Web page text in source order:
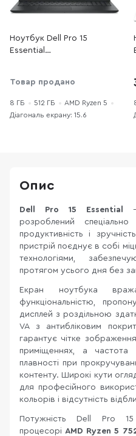
Ноутбук Dell Pro 15
Essential
AMD Ryzen 5 / 7520U /
DDR5 8 ГБ / PCI-E SSD 512
ГБ / Radeon Graphics
Товар продано
8 ГБ 512 ГБ
AMD Ryzen 5
Діагональ екрану: 15.6
Опис
Dell Pro 15 Essential
розроблений
продуктивність і
пристрій поєднує в собі
технологіями,
протягом усього дня без
Екран ноутбука
функціональністю,
дисплей з роздільною
VA з антибліковим
гарантує чітке
приміщеннях, а частота
плавності при
контенту. Широкі кути
для професійного
кольорів і відсутність
Потужність Dell Pro
процесоріAMD Ryzen 5